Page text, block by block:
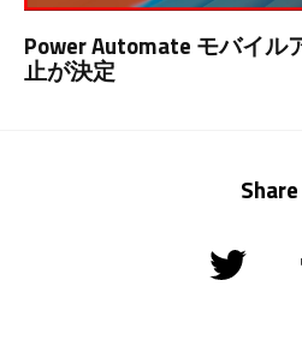
Power Automate モバイル
止が決定
Share